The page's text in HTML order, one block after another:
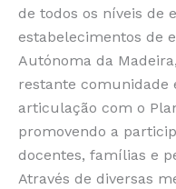
de todos os níveis de
estabelecimentos de
Autónoma da
restante comunidade
articulação com o
promovendo a
docentes, famílias e
Através de diversas